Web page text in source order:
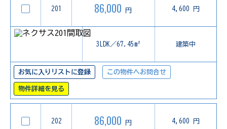
201 86,000 円 4,600 円
3LDK／67.45m² 建築中
お気に入りリストに登録 この物件へお問合せ
物件詳細を見る
202 86,000 円 4,600 円